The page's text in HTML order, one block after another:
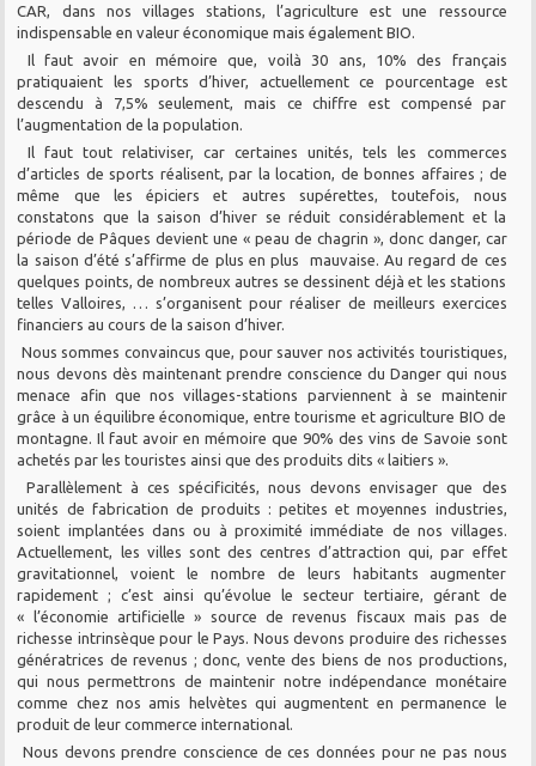
CAR, dans nos villages stations, l’agriculture est une ressource
indispensable en valeur économique mais également BIO.
Il faut avoir en mémoire que, voilà 30 ans, 10% des français
pratiquaient les sports d’hiver, actuellement ce pourcentage est
descendu à 7,5% seulement, mais ce chiffre est compensé par
l’augmentation de la population.
Il faut tout relativiser, car certaines unités, tels les commerces
d’articles de sports réalisent, par la location, de bonnes affaires ; de
même que les épiciers et autres supérettes, toutefois, nous
constatons que la saison d’hiver se réduit considérablement et la
période de Pâques devient une « peau de chagrin », donc danger, car
la saison d’été s’affirme de plus en plus mauvaise. Au regard de ces
quelques points, de nombreux autres se dessinent déjà et les stations
telles Valloires, … s’organisent pour réaliser de meilleurs exercices
financiers au cours de la saison d’hiver.
Nous sommes convaincus que, pour sauver nos activités touristiques,
nous devons dès maintenant prendre conscience du Danger qui nous
menace afin que nos villages-stations parviennent à se maintenir
grâce à un équilibre économique, entre tourisme et agriculture BIO de
montagne. Il faut avoir en mémoire que 90% des vins de Savoie sont
achetés par les touristes ainsi que des produits dits « laitiers ».
Parallèlement à ces spécificités, nous devons envisager que des
unités de fabrication de produits : petites et moyennes industries,
soient implantées dans ou à proximité immédiate de nos villages.
Actuellement, les villes sont des centres d’attraction qui, par effet
gravitationnel, voient le nombre de leurs habitants augmenter
rapidement ; c’est ainsi qu’évolue le secteur tertiaire, gérant de
« l’économie artificielle » source de revenus fiscaux mais pas de
richesse intrinsèque pour le Pays. Nous devons produire des richesses
génératrices de revenus ; donc, vente des biens de nos productions,
qui nous permettrons de maintenir notre indépendance monétaire
comme chez nos amis helvètes qui augmentent en permanence le
produit de leur commerce international.
Nous devons prendre conscience de ces données pour ne pas nous